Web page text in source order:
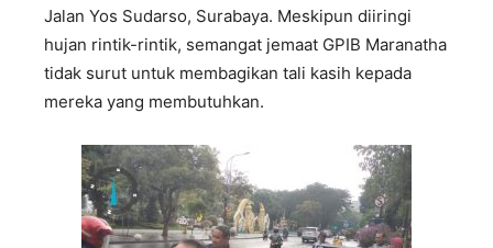
Jalan Yos Sudarso, Surabaya. Meskipun diiringi
hujan rintik-rintik, semangat jemaat GPIB Maranatha
tidak surut untuk membagikan tali kasih kepada
mereka yang membutuhkan.